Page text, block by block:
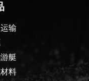
输
艇
料